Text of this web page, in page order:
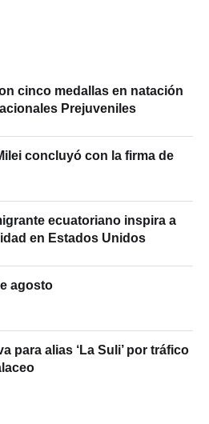
cinco medallas en natación
Prejuveniles
concluyó con la firma de
ecuatoriano inspira a
en Estados Unidos
agosto
para alias ‘La Suli’ por tráfico